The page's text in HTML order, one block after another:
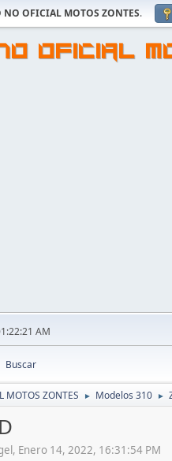
NO OFICIAL MOTOS ZONTES.
OFICIAL
AM
Buscar
MOTOS ZONTES ► Modelos 310 ►
Enero 14, 2022, 16:31:54 PM